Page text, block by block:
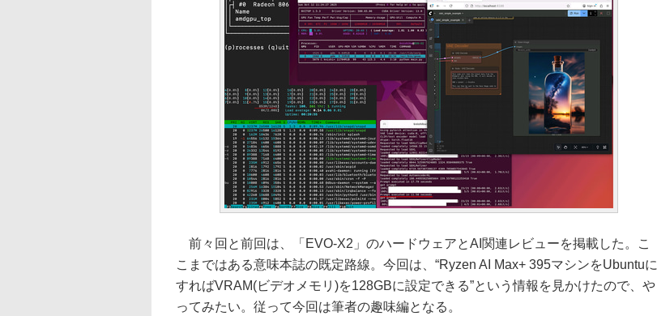
前々回と前回は、「EVO-X2」のハードウェアとAI関連レビューを掲載した。こ
こまではある意味本誌の既定路線。今回は、“Ryzen AI Max+ 395マシンをUbuntuに
すればVRAM(ビデオメモリ)を128GBに設定できる”という情報を見かけたので、や
ってみたい。従って今回は筆者の趣味編となる。